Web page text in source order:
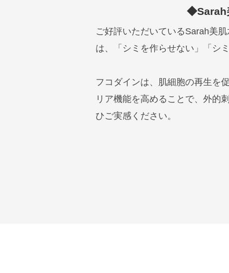
◆Sarah
ご好評いただいているSarah美
は、「シミを作らせない」「シ
フコダインは、肌細胞の再生を
リア機能を高めることで、外的
ひご実感ください。